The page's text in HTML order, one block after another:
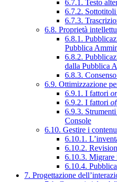
6.7.1. Testo
6.7.2.
6.7.3.
6.8. Proprietà
6.8.1.
Pubblica
6.8.2.
dalla Pubblica
6.8.3.
6.9. Ottimizzazione
6.9.1. I fattori
6.9.2. I fattori
6.9.3.
Console
6.10. Gestire i
6.10.1.
6.10.2.
6.10.3. Migrare
6.10.4.
7. Progettazione